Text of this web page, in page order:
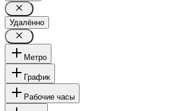
Удалённо
Метро
График
Рабочие часы